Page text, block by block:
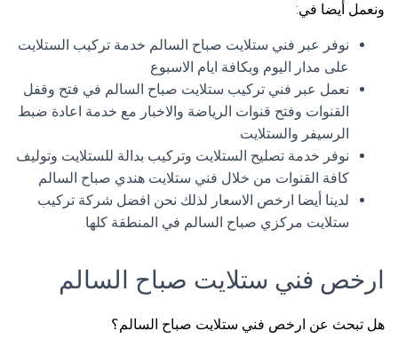
ونعمل أيضا في:
نوفر عبر فني ستلايت صباح السالم خدمة تركيب الستلايت
على مدار اليوم وبكافة ايام الاسبوع
نعمل عبر فني تركيب ستلايت صباح السالم في فتح وقفل
القنوات وفتح قنوات الرياضة والاخبار مع خدمة اعادة ضبط
الرسيفر والستلايت
نوفر خدمة تصليح الستلايت وتركيب بدالة للستلايت وتوليف
كافة القنوات من خلال فني ستلايت هندي صباح السالم
لدينا أيضا ارخص الاسعار لذلك نحن افضل شركة تركيب
ستلايت مركزي صباح السالم في المنطقة كلها.
ارخص فني ستلايت صباح السالم
هل تبحث عن ارخص فني ستلايت صباح السالم؟